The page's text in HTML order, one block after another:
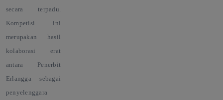
secara terpadu.
Kompetisi ini
merupakan hasil
kolaborasi erat
antara Penerbit
Erlangga sebagai
penyelenggara